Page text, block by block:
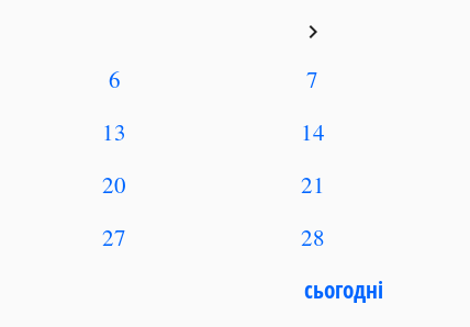
keyboard_arrow_right
6
7
13
14
20
21
27
28
сьогодні